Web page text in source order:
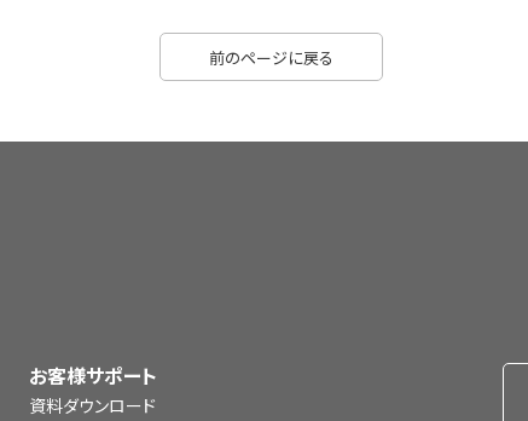
前のページに戻る
お客様サポート
資料ダウンロード